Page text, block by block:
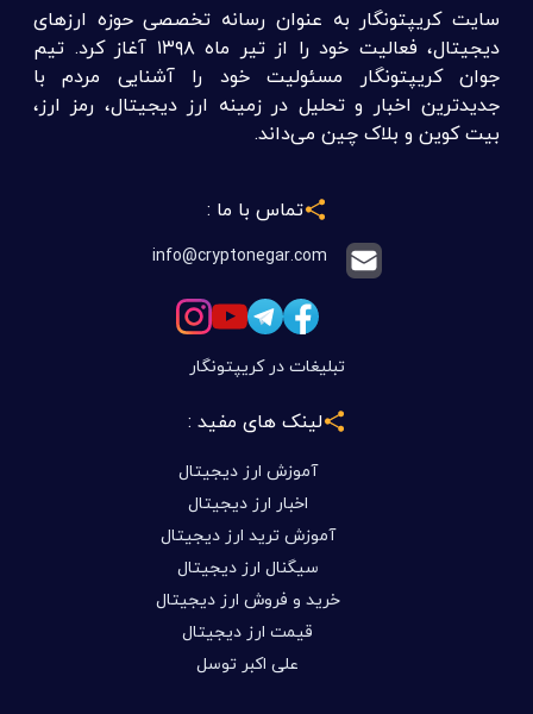
سایت کریپتونگار به عنوان رسانه تخصصی حوزه ارزهای
دیجیتال، فعالیت خود را از تیر ماه ۱۳۹۸ آغاز کرد. تیم
جوان کریپتونگار مسئولیت خود را آشنایی مردم با
جدیدترین اخبار و تحلیل در زمینه ارز دیجیتال، رمز ارز،
بیت کوین و بلاک چین می‌داند.
تماس با ما :
info@cryptonegar.com
تبلیغات در کریپتونگار
لینک های مفید :
آموزش ارز دیجیتال
اخبار ارز دیجیتال
آموزش ترید ارز دیجیتال
سیگنال ارز دیجیتال
خرید و فروش ارز دیجیتال
قیمت ارز دیجیتال
علی اکبر توسل